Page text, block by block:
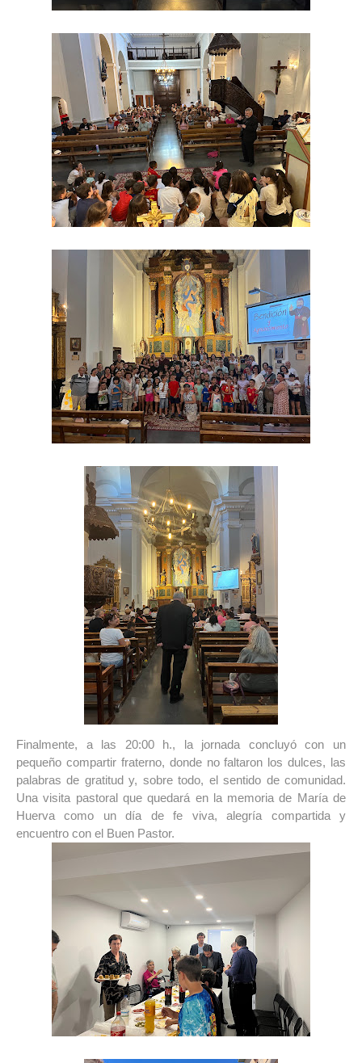
Finalmente, a las 20:00 h., la jornada concluyó con un
pequeño compartir fraterno, donde no faltaron los dulces, las
palabras de gratitud y, sobre todo, el sentido de comunidad.
Una visita pastoral que quedará en la memoria de María de
Huerva como un día de fe viva, alegría compartida y
encuentro con el Buen Pastor.